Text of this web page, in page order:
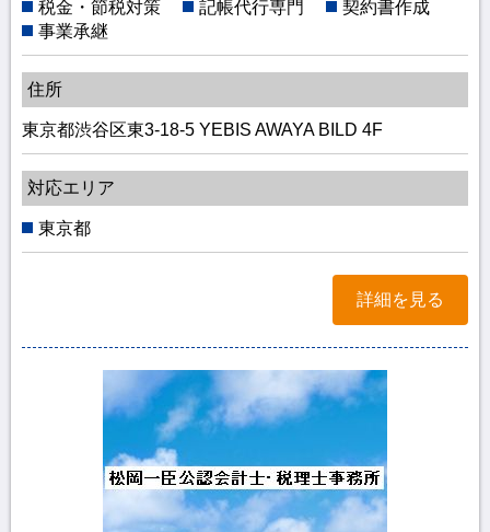
税金・節税対策 記帳代行専門
契約書作成
事業承継
住所
東京都渋谷区東3-18-5 YEBIS AWAYA BILD 4F
対応エリア
東京都
詳細を見る